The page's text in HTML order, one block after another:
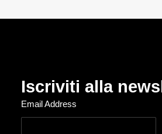
Iscriviti alla
Email Address